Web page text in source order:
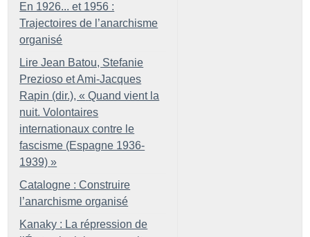
En 1926... et 1956 :
Trajectoires de l’anarchisme
organisé
Lire Jean Batou, Stefanie
Prezioso et Ami-Jacques
Rapin (dir.), « Quand vient la
nuit. Volontaires
internationaux contre le
fascisme (Espagne 1936-
1939) »
Catalogne : Construire
l’anarchisme organisé
Kanaky : La répression de